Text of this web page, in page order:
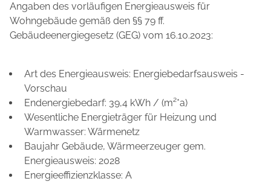
Angaben des vorläufigen Energieausweis für
Wohngebäude gemäß den §§ 79 ff.
Gebäudeenergiegesetz (GEG) vom 16.10.2023:
Art des Energieausweis: Energiebedarfsausweis -
Vorschau
Endenergiebedarf: 39,4 kWh / (m²*a)
Wesentliche Energieträger für Heizung und
Warmwasser: Wärmenetz
Baujahr Gebäude, Wärmeerzeuger gem.
Energieausweis: 2028
Energieeffizienzklasse: A